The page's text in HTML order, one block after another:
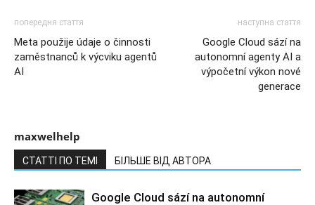
попередня стаття
Meta použije údaje o činnosti
zaměstnanců k výcviku agentů
AI
наступна стаття
Google Cloud sází na
autonomní agenty AI a
výpočetní výkon nové
generace
maxwelhelp
СТАТТІ ПО ТЕМІ БІЛЬШЕ ВІД АВТОРА
Google Cloud sází na autonomní